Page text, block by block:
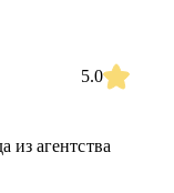
5.0
из агентства